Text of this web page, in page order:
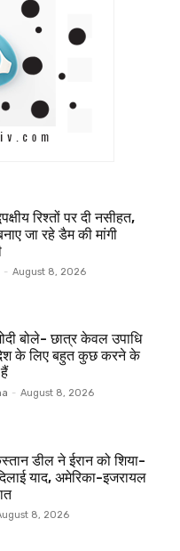
रिश्‍तों पर दी नसीहत,
जा रहे डैम की मांगी
- August 8, 2026
बोले- छात्र केवल उपाधि
के लिए बहुत कुछ करने के
- August 8, 2026
डील ने ईरान को शिया-
याद, अमेरिका-इजरायल
8, 2026